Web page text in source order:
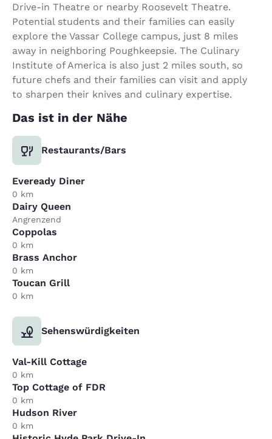
Drive-in Theatre or nearby Roosevelt Theatre.
Potential students and their families can easily
explore the Vassar College campus, just 8 miles
away in neighboring Poughkeepsie. The Culinary
Institute of America is also just 2 miles south, so
future chefs and their families can visit and apply
to sharpen their knives and culinary expertise.
Das ist in der Nähe
Restaurants/Bars
Eveready Diner
0 km
Dairy Queen
Angrenzend
Coppolas
0 km
Brass Anchor
0 km
Toucan Grill
0 km
Sehenswürdigkeiten
Val-Kill Cottage
0 km
Top Cottage of FDR
0 km
Hudson River
0 km